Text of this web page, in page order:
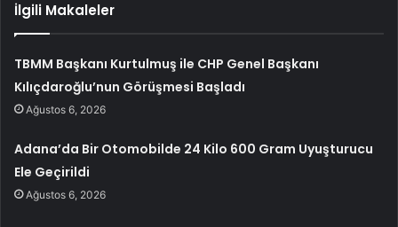
İlgili Makaleler
TBMM Başkanı Kurtulmuş ile CHP Genel Başkanı
Kılıçdaroğlu’nun Görüşmesi Başladı
Ağustos 6, 2026
Adana’da Bir Otomobilde 24 Kilo 600 Gram Uyuşturucu
Ele Geçirildi
Ağustos 6, 2026